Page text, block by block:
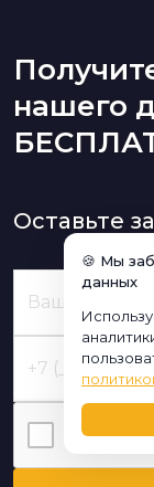
нашего
Оставьте
Я нe poбoт
🍪 Мы
данных